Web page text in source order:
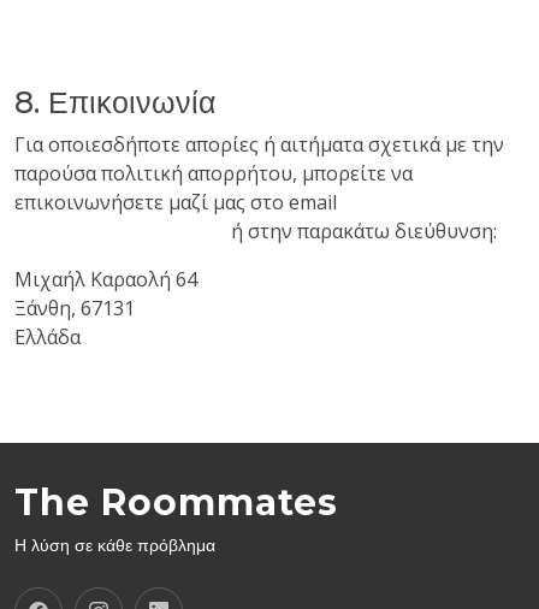
8. Επικοινωνία
Για οποιεσδήποτε απορίες ή αιτήματα σχετικά με την
παρούσα πολιτική απορρήτου, μπορείτε να
επικοινωνήσετε μαζί μας στο email
ή στην παρακάτω διεύθυνση:
Μιχαήλ Καραολή 64
Ξάνθη, 67131
Ελλάδα
The Roommates
Η λύση σε κάθε πρόβλημα